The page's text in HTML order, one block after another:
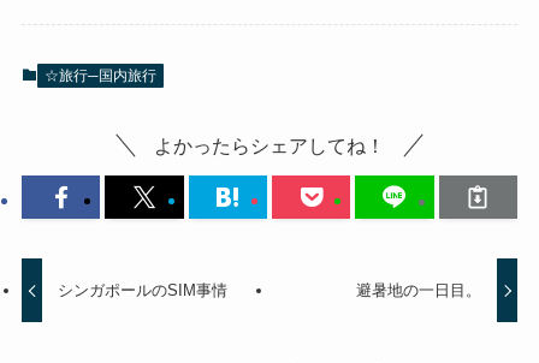
☆旅行─国内旅行
よかったらシェアしてね！
シンガポールのSIM事情 避暑地の一日目。